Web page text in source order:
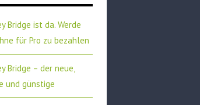
Bridge ist da. Werde
für Pro zu bezahlen
Bridge – der neue,
und günstige